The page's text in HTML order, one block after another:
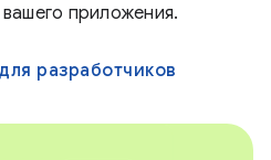
приложения.
разработчиков